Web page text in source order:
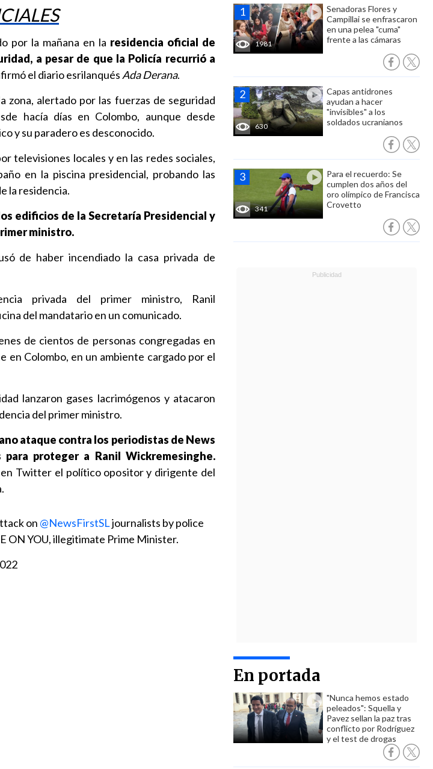
1981
Senadoras Flores y
Campillai se enfrascaron
en una pelea "cuma"
frente a las cámaras
630
Capas antidrones
ayudan a hacer
"invisibles" a los
soldados ucranianos
341
Para el recuerdo: Se
cumplen dos años del
oro olímpico de Francisca
Crovetto
En portada
"Nunca hemos estado
peleados": Squella y
Pavez sellan la paz tras
conflicto por Rodríguez
y el test de drogas
por la mañana en la residencia oficial de
a pesar de que la Policía recurrió a
el diario esrilanqués Ada Derana.
zona, alertado por las fuerzas de seguridad
hacía días en Colombo, aunque desde
y su paradero es desconocido.
televisiones locales y en las redes sociales,
en la piscina presidencial, probando las
la residencia.
edificios de la Secretaría Presidencial y
ministro.
de haber incendiado la casa privada de
privada del primer ministro, Ranil
del mandatario en un comunicado.
de cientos de personas congregadas en
en Colombo, en un ambiente cargado por el
lanzaron gases lacrimógenos y atacaron
del primer ministro.
ataque contra los periodistas de News
proteger a Ranil Wickremesinghe.
en Twitter el político opositor y dirigente del
on @NewsFirstSLjournalists by police
ON YOU, illegitimate Prime Minister.